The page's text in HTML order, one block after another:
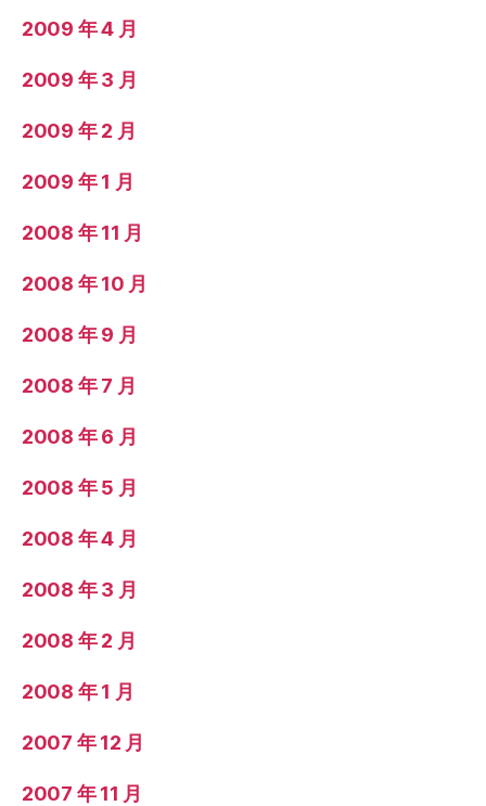
2009 年 4 月
2009 年 3 月
2009 年 2 月
2009 年 1 月
2008 年 11 月
2008 年 10 月
2008 年 9 月
2008 年 7 月
2008 年 6 月
2008 年 5 月
2008 年 4 月
2008 年 3 月
2008 年 2 月
2008 年 1 月
2007 年 12 月
2007 年 11 月